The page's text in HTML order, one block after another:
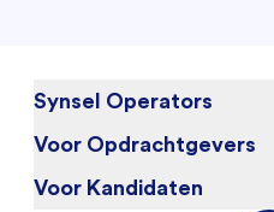
Synsel Operators
Over ons
Blog
Voor Opdrachtgevers
Waarom Synsel
Voor Kandidaten